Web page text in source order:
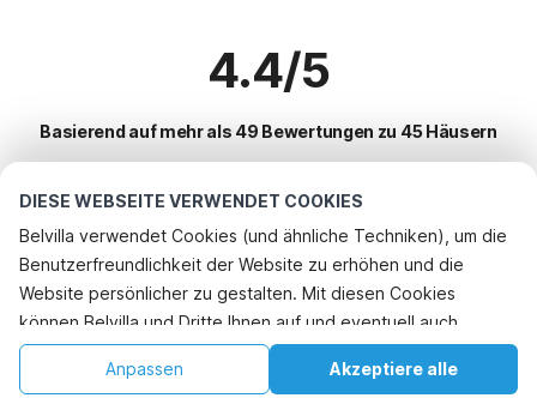
DIESE WEBSEITE VERWENDET COOKIES
Belvilla verwendet Cookies (und ähnliche Techniken), um die
Benutzerfreundlichkeit der Website zu erhöhen und die
Website persönlicher zu gestalten. Mit diesen Cookies
können Belvilla und Dritte Ihnen auf und eventuell auch
außerhalb unserer Website folgen, um Werbung Ihren
Interessen anzupassen und das Teilen von Informationen über
Akzeptiere alle
Anpassen
4.4/5
Basierend auf mehr als 49 Bewertungen zu 45 Häusern
Beliebteste Reiseziele für Urlaub
Top-Städte mit Top-Annehmlichkeiten für den Urlaub
Kinderfreundliche Ferienunterkünfte montopoli-in-sabina
Kinderfreundliche Ferienunterkünfte montopoli-in-sabina
Kinderfreundliche Ferienunterkünfte proceno
Beliebte Ausstattungen für Urlaub in Vetralla
Kinderfreundliche Ferienunterkünfte
Beliebte Städte für den Urlaub in Rom-latium
Startseite Wunschliste Buchungen Konto